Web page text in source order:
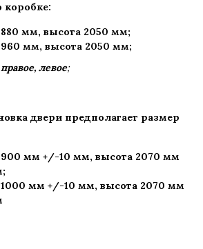
мм, высота 2050 мм;
мм, высота 2050 мм;
левое;
двери предполагает размер
мм +/-10 мм, высота 2070 мм
мм +/-10 мм, высота 2070 мм